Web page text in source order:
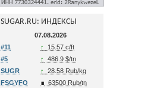
SUGAR.RU: ИНДЕКСЫ
07.08.2026
#11
↑
15.57 c/ft
#5
↑
486.9 $/tn
SUGR
↑
28.58 Rub/kg
FSGYFO
∎ 63500 Rub/tn